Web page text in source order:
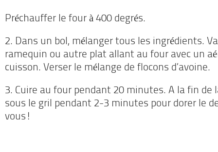
Préchauffer le four à 400 degrés.
2. Dans un bol, mélanger tous les ingrédients.
ramequin ou autre plat allant au four avec un
cuisson. Verser le mélange de flocons d’avoine.
3. Cuire au four pendant 20 minutes. A la fin de
sous le gril pendant 2-3 minutes pour dorer le
vous!